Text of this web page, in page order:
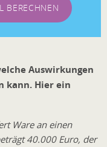
BERECHNEN
Auswirkungen
kann. Hier ein
Ware an einen
40.000 Euro, der